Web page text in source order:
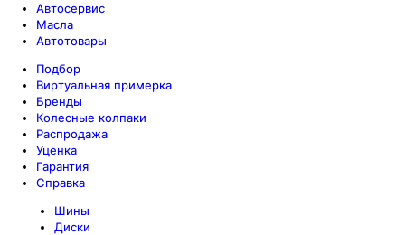
Автосервис
Масла
Автотовары
Подбор
Виртуальная примерка
Бренды
Колесные колпаки
Распродажа
Уценка
Гарантия
Справка
Шины
Диски